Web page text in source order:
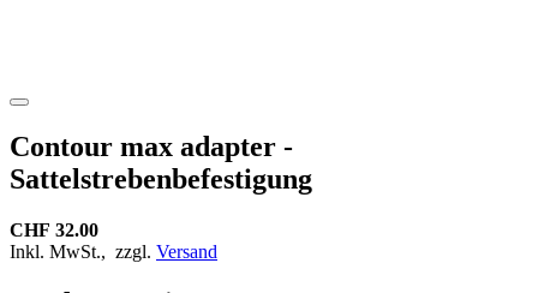
Contour max adapter -
Sattelstrebenbefestigung
CHF 32.00
Inkl. MwSt., zzgl. Versand